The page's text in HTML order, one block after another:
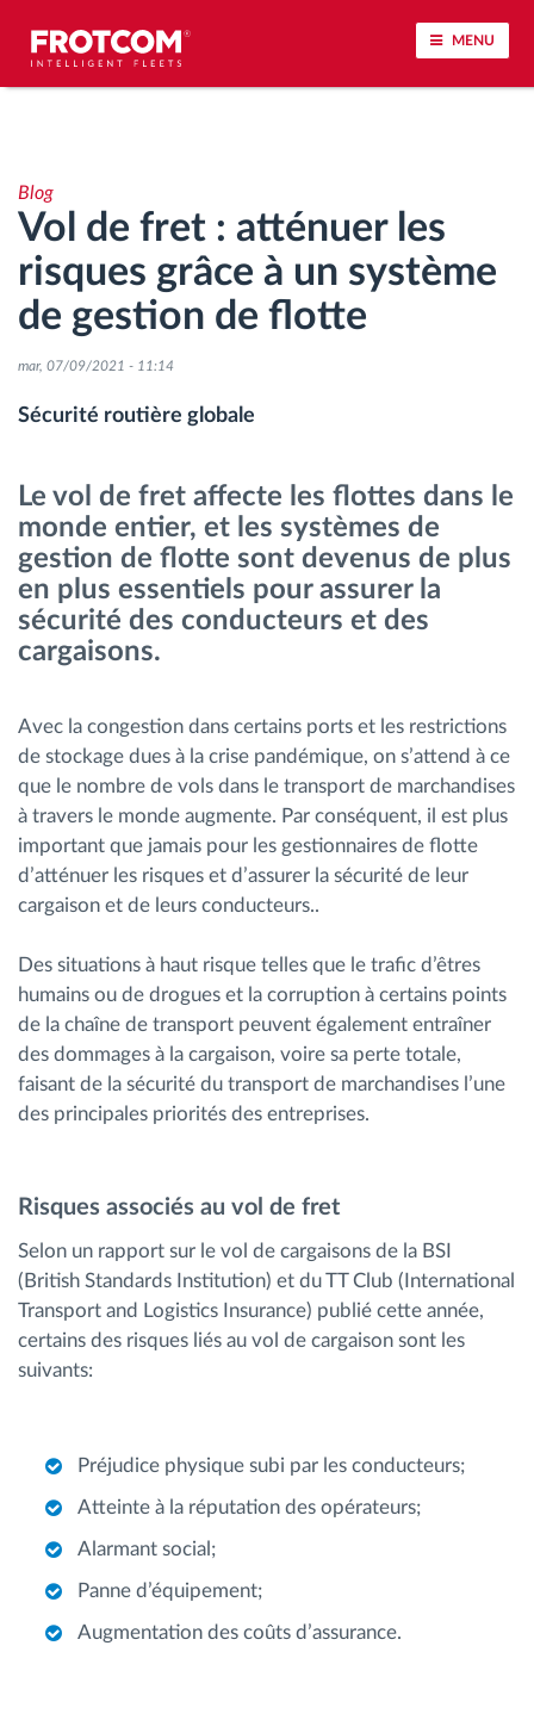
MENU
Analyse du comportement de conduite
Contrôle des temps de conduite
Gestion de la main-d’œuvre
Téléchargement du tachygraphe à distance
Contrôle d'accès
Gestion de carburant
Planification et suivi d'itinéraire
Découvrez toutes les caractéristiques
Comment nous résolvons chaques besoins
d'activité de flotte
Calculatrice d’économies
Blog
Vol de fret : atténuer les
risques grâce à un système
de gestion de flotte
mar, 07/09/2021 - 11:14
Sécurité routière globale
Le vol de fret affecte les flottes dans le
monde entier, et les systèmes de
gestion de flotte sont devenus de plus
en plus essentiels pour assurer la
sécurité des conducteurs et des
cargaisons.
Avec la congestion dans certains ports et les restrictions
de stockage dues à la crise pandémique, on s’attend à ce
que le nombre de vols dans le transport de marchandises
à travers le monde augmente. Par conséquent, il est plus
important que jamais pour les gestionnaires de flotte
d’atténuer les risques et d’assurer la sécurité de leur
cargaison et de leurs conducteurs..
Des situations à haut risque telles que le trafic d’êtres
humains ou de drogues et la corruption à certains points
de la chaîne de transport peuvent également entraîner
des dommages à la cargaison, voire sa perte totale,
faisant de la sécurité du transport de marchandises l’une
des principales priorités des entreprises.
Risques associés au vol de fret
Selon un rapport sur le vol de cargaisons de la BSI
(British Standards Institution) et du TT Club (International
Transport and Logistics Insurance) publié cette année,
certains des risques liés au vol de cargaison sont les
suivants:
Préjudice physique subi par les conducteurs;
Atteinte à la réputation des opérateurs;
Alarmant social;
Panne d’équipement;
Augmentation des coûts d’assurance.